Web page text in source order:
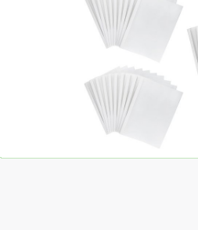
Okładki do